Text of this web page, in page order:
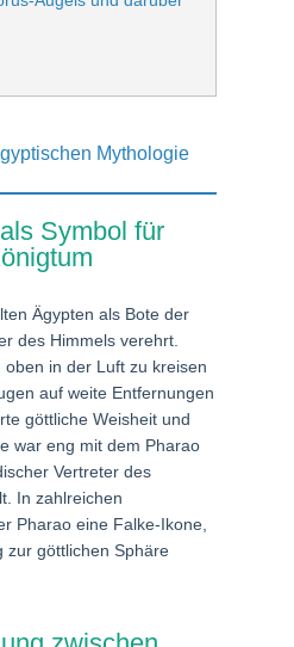
Mythologie
Symbol für
Ägypten als Bote der
des Himmels verehrt.
in der Luft zu kreisen
auf weite Entfernungen
göttliche Weisheit und
war eng mit dem Pharao
Vertreter des
In zahlreichen
Pharao eine Falke-Ikone,
zur göttlichen Sphäre